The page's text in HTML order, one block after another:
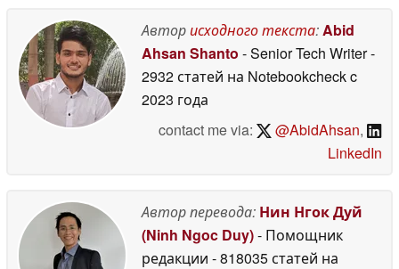
Авторисходного текста: Abid
Ahsan Shanto - Senior Tech Writer-
2932 статей на Notebookcheckc
2023 года
contact me via:
@AbidAhsan,
LinkedIn
Автор перевода: Нин Нгок Дуй
(Ninh Ngoc Duy)- Помощник
редакции - 818035 статей на